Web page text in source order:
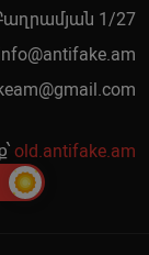
1/27
old.antifake.am